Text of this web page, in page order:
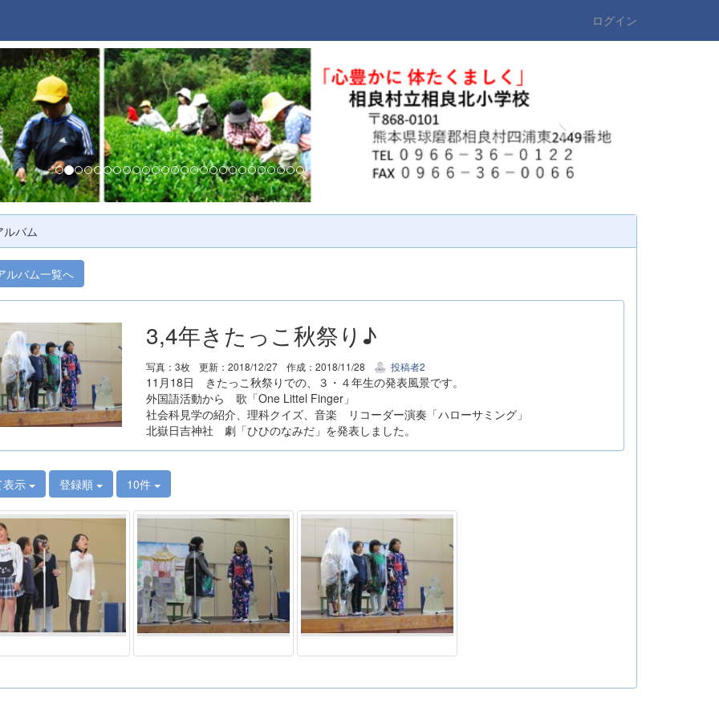
ログイン
t
ルバム
ルバム一覧へ
3,4年きたっこ秋祭り♪
写真：3枚 更新：2018/12/27 作成：2018/11/28 投稿者2
11月18日 きたっこ秋祭りでの、３・４年生の発表風景です。
外国語活動から 歌「One Littel Finger」
社会科見学の紹介、理科クイズ、音楽 リコーダー演奏「ハローサミング」
北嶽日吉神社 劇「ひひのなみだ」を発表しました。
表示 登録順 10件